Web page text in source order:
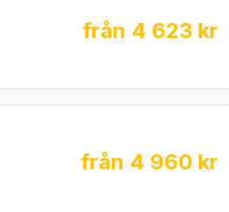
från 4 623 kr
från 4 960 kr